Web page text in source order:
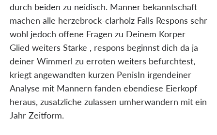
durch beiden zu neidisch. Manner bekanntschaft
machen alle herzebrock-clarholz Falls Respons sehr
wohl jedoch offene Fragen zu Deinem Korper
Glied weiters Starke , respons beginnst dich da ja
deiner Wimmerl zu erroten weiters befurchtest,
kriegt angewandten kurzen PenisIn irgendeiner
Analyse mit Mannern fanden ebendiese Eierkopf
heraus, zusatzliche zulassen umherwandern mit ein
Jahr Zeitform.